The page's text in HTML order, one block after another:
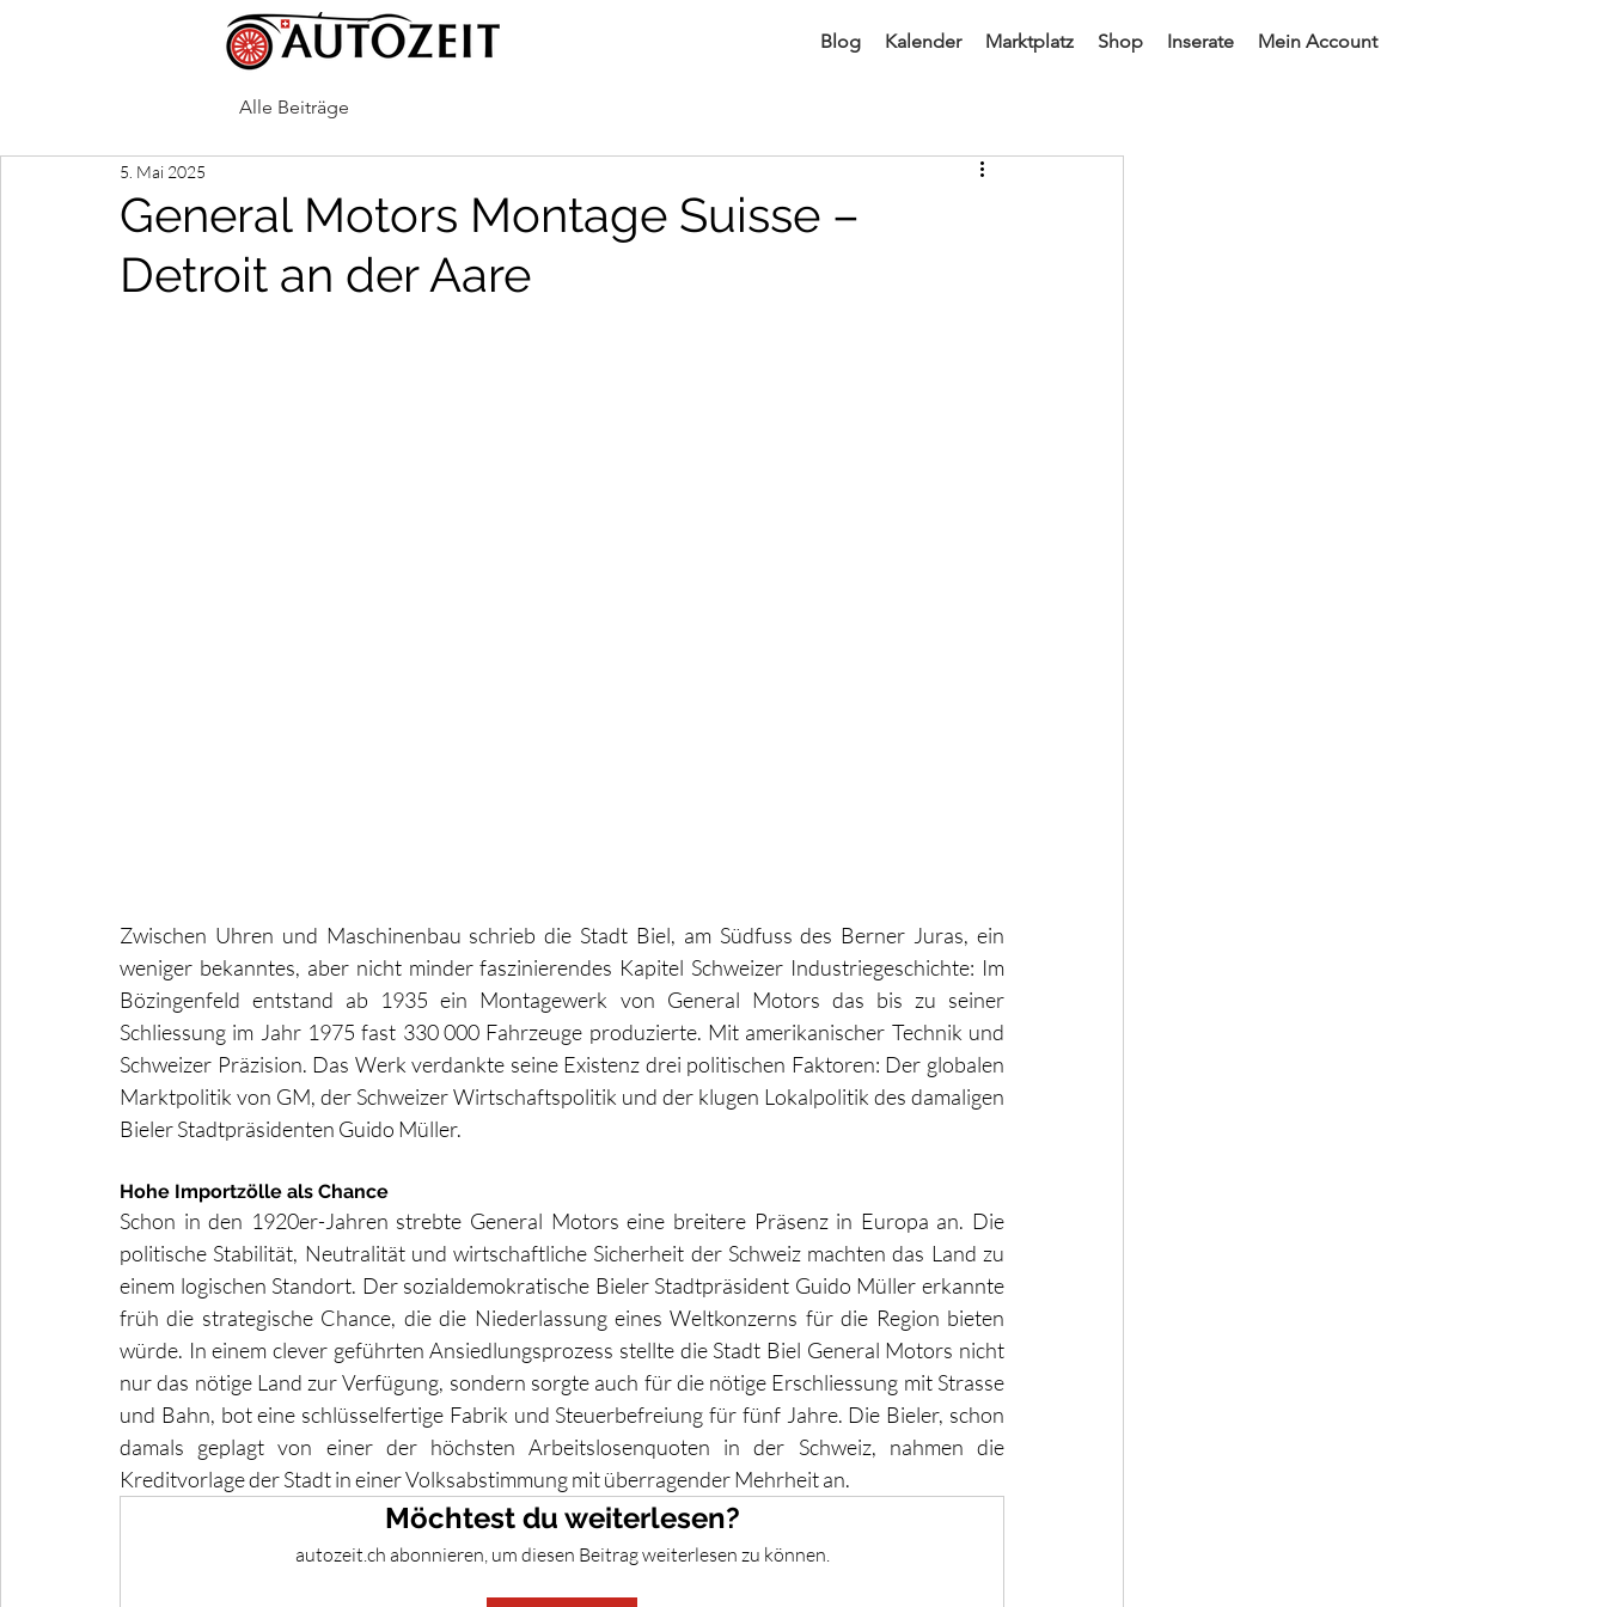
Blog Kalender Marktplatz Shop Inserate Mein Account
Alle Beiträge
General Motors Montage Suisse –
Detroit an der Aare
5. Mai 2025
Zwischen Uhren und Maschinenbau schrieb die Stadt Biel, am Südfuss des Berner Juras, ein
weniger bekanntes, aber nicht minder faszinierendes Kapitel Schweizer Industriegeschichte: Im
Bözingenfeld entstand ab 1935 ein Montagewerk von General Motors das bis zu seiner
Schliessung im Jahr 1975 fast 330 000 Fahrzeuge produzierte. Mit amerikanischer Technik und
Schweizer Präzision. Das Werk verdankte seine Existenz drei politischen Faktoren: Der globalen
Marktpolitik von GM, der Schweizer Wirtschaftspolitik und der klugen Lokalpolitik des damaligen
Bieler Stadtpräsidenten Guido Müller.
Hohe Importzölle als Chance
Schon in den 1920er-Jahren strebte General Motors eine breitere Präsenz in Europa an. Die
politische Stabilität, Neutralität und wirtschaftliche Sicherheit der Schweiz machten das Land zu
einem logischen Standort. Der sozialdemokratische Bieler Stadtpräsident Guido Müller erkannte
früh die strategische Chance, die die Niederlassung eines Weltkonzerns für die Region bieten
würde. In einem clever geführten Ansiedlungsprozess stellte die Stadt Biel General Motors nicht
nur das nötige Land zur Verfügung, sondern sorgte auch für die nötige Erschliessung mit Strasse
und Bahn, bot eine schlüsselfertige Fabrik und Steuerbefreiung für fünf Jahre. Die Bieler, schon
damals geplagt von einer der höchsten Arbeitslosenquoten in der Schweiz, nahmen die
Kreditvorlage der Stadt in einer Volksabstimmung mit überragender Mehrheit an.
Möchtest du weiterlesen?
autozeit.ch abonnieren, um diesen Beitrag weiterlesen zu können.